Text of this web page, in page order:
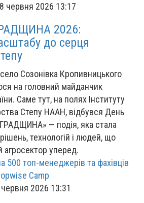
червня 2026 13:17
2026:
до серця
Созонівка Кропивницького
на головний майданчик
Саме тут, на полях Інституту
Степу НААН, відбувся День
— подія, яка стала
технологій і людей, що
агросектор уперед.
2026 13:31